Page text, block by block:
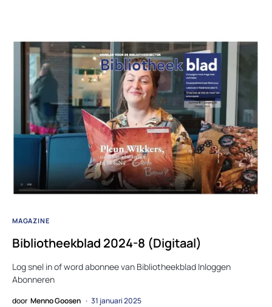
MAGAZINE
Bibliotheekblad 2024-8 (Digitaal)
Log snel in of word abonnee van Bibliotheekblad Inloggen
Abonneren
door Menno Goosen 31 januari 2025